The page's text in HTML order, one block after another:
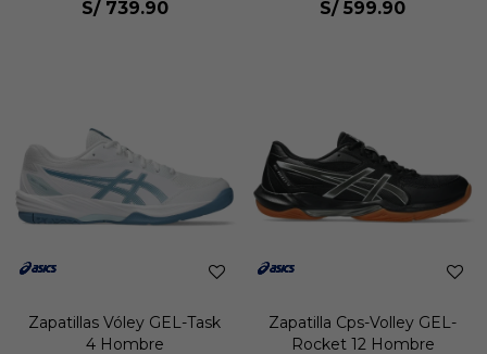
S/ 739.90 S/ 599.90
Zapatillas Vóley GEL-Task
4 Hombre
Zapatilla Cps-Volley GEL-
Rocket 12 Hombre